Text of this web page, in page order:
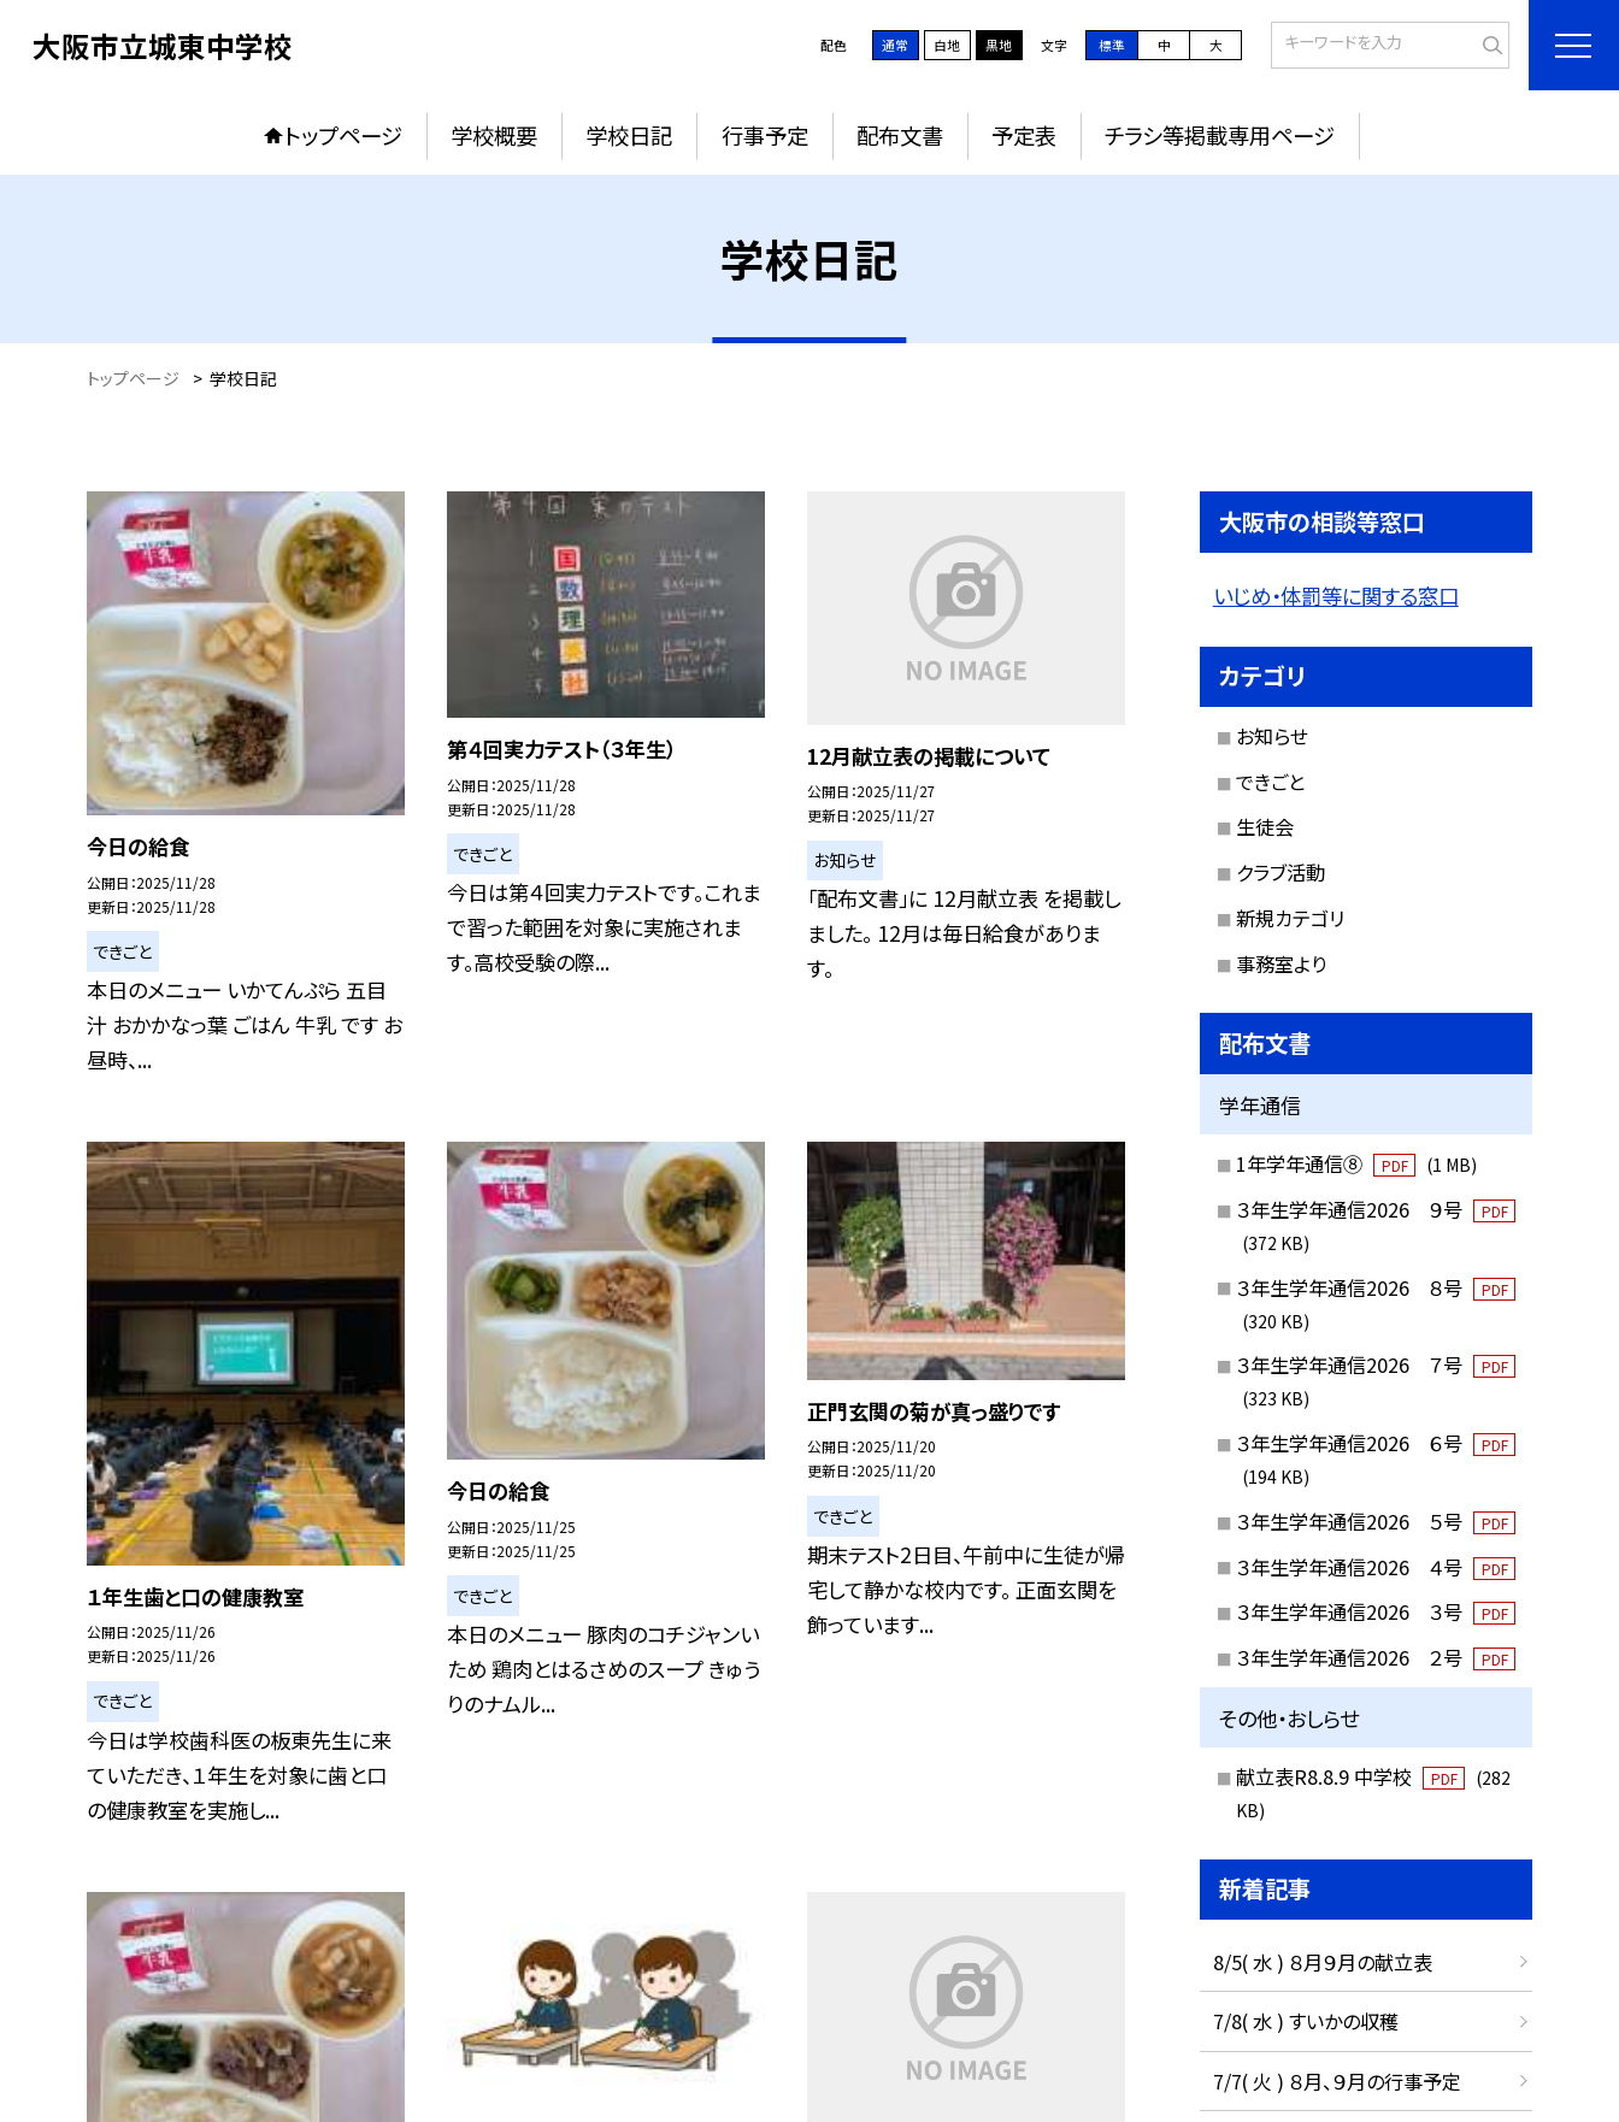
大阪市立城東中学校 配色 通常 白地 黒地 文字 標準 中 大
トップページ 学校概要 学校日記 行事予定 配布文書 予定表 チラシ等掲載専用ページ
学校日記
トップページ > 学校日記
今日の給食
公開日 2025/11/28
更新日 2025/11/28
できごと
本日のメニュー いかてんぷら 五目
汁 おかかなっ葉 ごはん 牛乳 です お
昼時、...
第４回実力テスト（３年生）
公開日 2025/11/28
更新日 2025/11/28
できごと
今日は第４回実力テストです。これま
で習った範囲を対象に実施されま
す。高校受験の際...
12月献立表の掲載について
公開日 2025/11/27
更新日 2025/11/27
お知らせ
「配布文書」に 12月献立表 を掲載し
ました。 12月は毎日給食がありま
す。
１年生歯と口の健康教室
公開日 2025/11/26
更新日 2025/11/26
できごと
今日は学校歯科医の板東先生に来
ていただき、１年生を対象に歯と口
の健康教室を実施し...
今日の給食
公開日 2025/11/25
更新日 2025/11/25
できごと
本日のメニュー 豚肉のコチジャンい
ため 鶏肉とはるさめのスープ きゅう
りのナムル...
正門玄関の菊が真っ盛りです
公開日 2025/11/20
更新日 2025/11/20
できごと
期末テスト2日目、午前中に生徒が帰
宅して静かな校内です。 正面玄関を
飾っています...
大阪市の相談等窓口
いじめ・体罰等に関する窓口
カテゴリ
お知らせ
できごと
生徒会
クラブ活動
新規カテゴリ
事務室より
配布文書
学年通信
1年学年通信⑧ PDF (1 MB)
３年生学年通信2026 ９号 PDF
(372 KB)
３年生学年通信2026 ８号 PDF
(320 KB)
３年生学年通信2026 ７号 PDF
(323 KB)
３年生学年通信2026 ６号 PDF
(194 KB)
３年生学年通信2026 ５号 PDF
３年生学年通信2026 ４号 PDF
３年生学年通信2026 ３号 PDF
３年生学年通信2026 ２号 PDF
その他・おしらせ
献立表R8.8.9 中学校 PDF
(282
KB)
新着記事
8/5( 水 ) ８月９月の献立表
7/8( 水 ) すいかの収穫
7/7( 火 ) ８月、９月の行事予定